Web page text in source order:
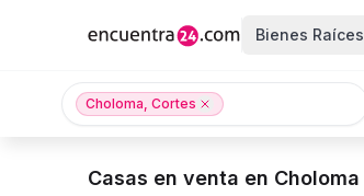
Bienes Raíces
Choloma, Cortes
Casas en venta en Choloma